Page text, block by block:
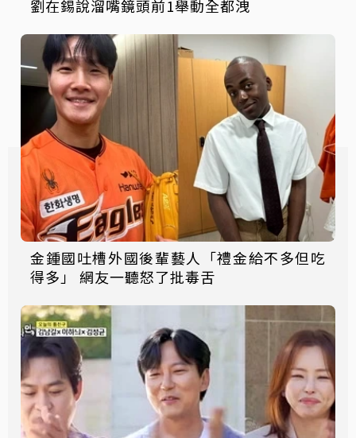
劉在錫說溜嘴鏡頭前1舉動全都洩
金鍾國吐槽外國後輩藝人「禮金給不多但吃
得多」 網友一聽怒了批毒舌